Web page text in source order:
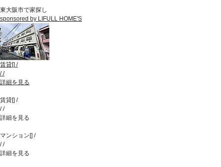
東大阪市で家探し
sponsored by LIFULL HOME'S
賃貸[] /
//
詳細を見る
賃貸[] /
//
詳細を見る
マンション [] /
//
詳細を見る